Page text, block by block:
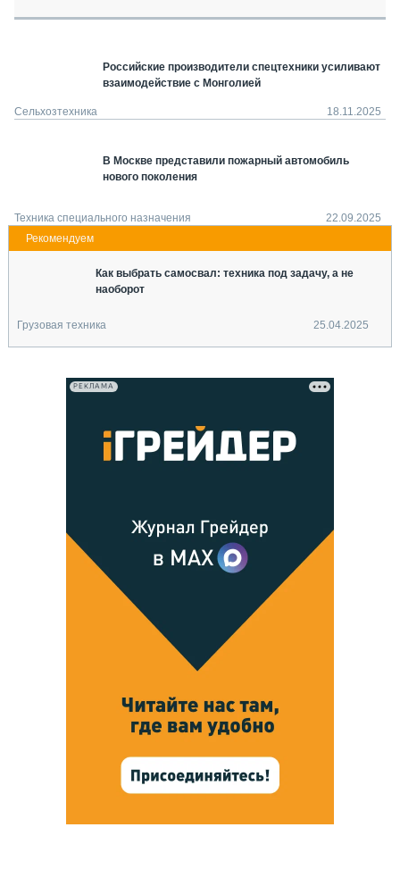
МЕРОПРИЯТИЯ
СТАТЬИ ПО КАТЕГОРИЯМ ТЕХНИКИ
О ПРОЕКТЕ
Российские производители спецтехники усиливают
взаимодействие с Монголией
Сельхозтехника 18.11.2025
В Москве представили пожарный автомобиль
нового поколения
Техника специального назначения 22.09.2025
Как выбрать самосвал: техника под задачу, а не
наоборот
Грузовая техника 25.04.2025
РЕКЛАМА